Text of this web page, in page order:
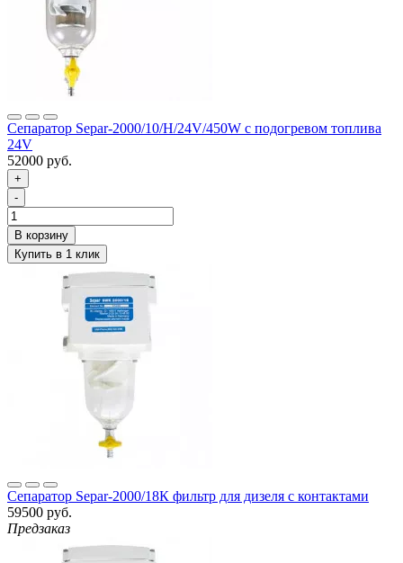
Сепаратор Separ-2000/10/H/24V/450W с подогревом топлива
24V
52000 руб.
+
-
Сепаратор Separ-2000/18К фильтр для дизеля с контактами
59500 руб.
Предзаказ